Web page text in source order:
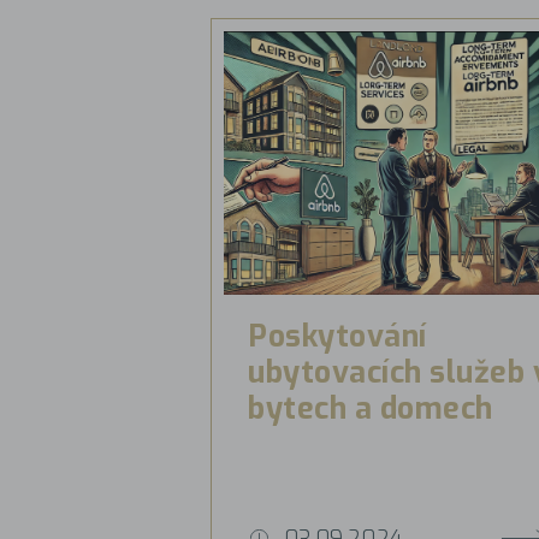
Poskytování
ubytovacích služeb
bytech a domech